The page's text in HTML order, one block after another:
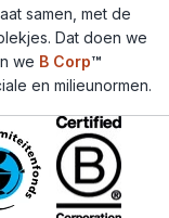
samen, met de
Dat doen we
we B Corp™
en milieunormen.